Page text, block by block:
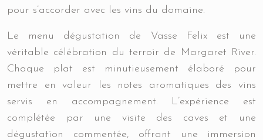
pour s’accorder avec les vins du domaine.
Le menu dégustation de Vasse Felix est une
véritable célébration du terroir de Margaret River.
Chaque plat est minutieusement élaboré pour
mettre en valeur les notes aromatiques des vins
servis en accompagnement. L’expérience est
complétée par une visite des caves et une
dégustation commentée, offrant une immersion